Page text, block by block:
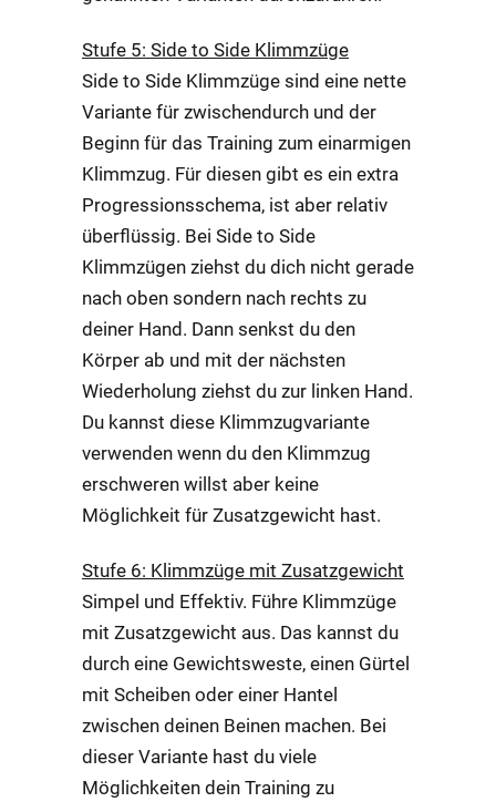
Stufe 5: Side to Side Klimmzüge
Side to Side Klimmzüge sind eine nette
Variante für zwischendurch und der
Beginn für das Training zum einarmigen
Klimmzug. Für diesen gibt es ein extra
Progressionsschema, ist aber relativ
überflüssig. Bei Side to Side
Klimmzügen ziehst du dich nicht gerade
nach oben sondern nach rechts zu
deiner Hand. Dann senkst du den
Körper ab und mit der nächsten
Wiederholung ziehst du zur linken Hand.
Du kannst diese Klimmzugvariante
verwenden wenn du den Klimmzug
erschweren willst aber keine
Möglichkeit für Zusatzgewicht hast.
Stufe 6: Klimmzüge mit Zusatzgewicht
Simpel und Effektiv. Führe Klimmzüge
mit Zusatzgewicht aus. Das kannst du
durch eine Gewichtsweste, einen Gürtel
mit Scheiben oder einer Hantel
zwischen deinen Beinen machen. Bei
dieser Variante hast du viele
Möglichkeiten dein Training zu